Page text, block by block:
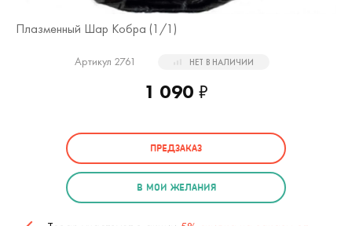
Плазменный Шар Кобра (1 /1)
Артикул 2761 НЕТ В НАЛИЧИИ
1 090₽
ПРЕДЗАКАЗ
В МОИ ЖЕЛАНИЯ